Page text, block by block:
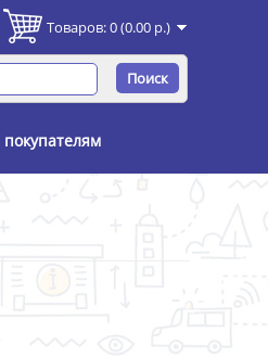
Товаров: 0 (0.00 р.)
Поиск